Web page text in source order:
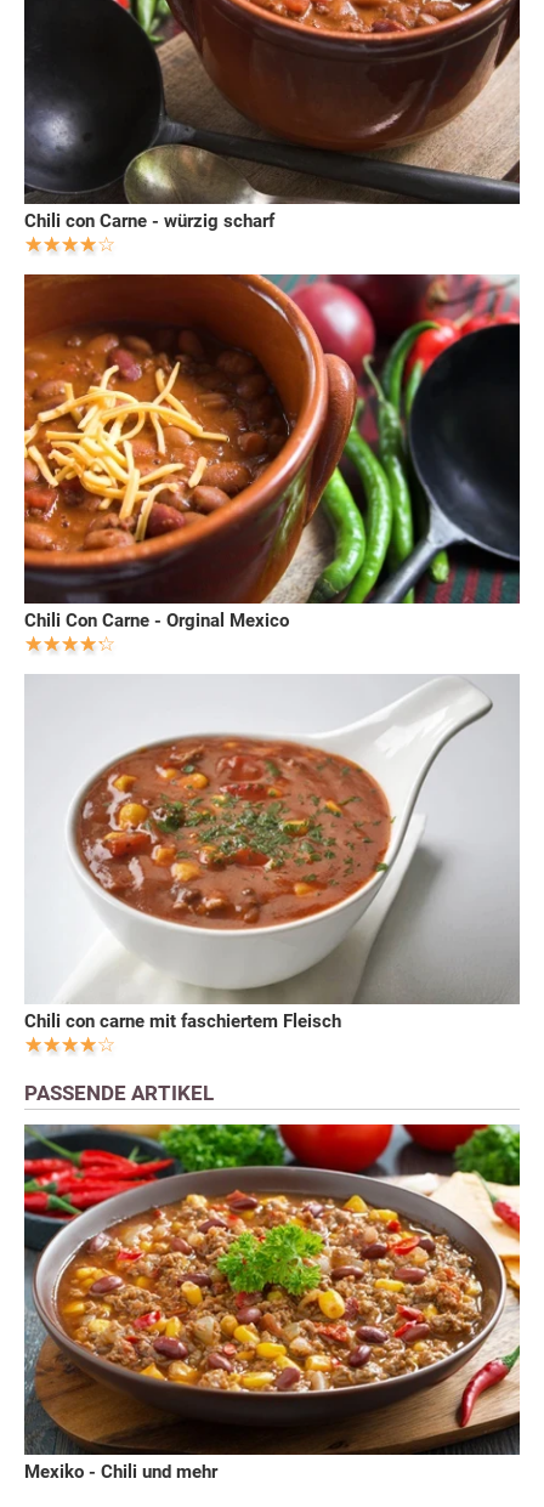
Chili con Carne - würzig scharf
Chili Con Carne - Orginal Mexico
Chili con carne mit faschiertem Fleisch
PASSENDE ARTIKEL
Mexiko - Chili und mehr